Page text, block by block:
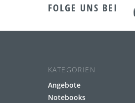
FOLGE UNS BEI
KATEGORIEN
Angebote
Notebooks